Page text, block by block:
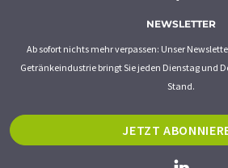
NEWSLETTER
Ab sofort nichts mehr verpassen: Unser
Getränkeindustrie bringt Sie jeden Dienstag und
Stand.
JETZT